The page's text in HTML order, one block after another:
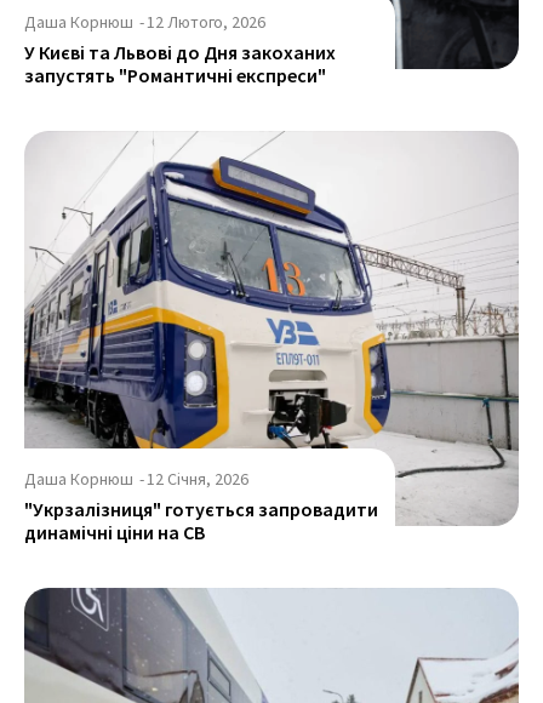
Даша Корнюш -12 Лютого, 2026
У Києві та Львові до Дня закоханих
запустять "Романтичні експреси"
Даша Корнюш -12 Січня, 2026
"Укрзалізниця" готується запровадити
динамічні ціни на СВ